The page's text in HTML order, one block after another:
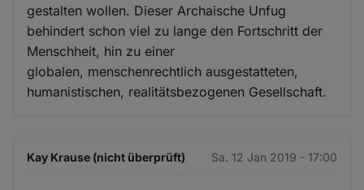
gestalten wollen. Dieser Archaische Unfug
behindert schon viel zu lange den Fortschritt der
Menschheit, hin zu einer
globalen, menschenrechtlich ausgestatteten,
humanistischen, realitätsbezogenen Gesellschaft.
Kay Krause (nicht überprüft) Sa. 12 Jan 2019 - 17:00